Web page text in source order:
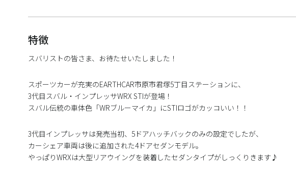
特徴
スバリストの皆さま、お待たせいたしました！
スポーツカーが充実のEARTHCAR市原市君塚5丁目ステーションに、
3代目スバル・インプレッサWRX STIが登場！
スバル伝統の車体色「WRブルーマイカ」にSTIロゴがカッコいい！！
3代目インプレッサは発売当初、5ドアハッチバックのみの設定でしたが、
カーシェア車両は後に追加された4ドアセダンモデル。
やっぱりWRXは大型リアウイングを装着したセダンタイプがしっくりきます♪